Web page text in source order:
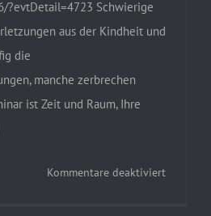
?evtDetail=4723 Schwierige
aus der Kindheit und
die
manche zerbrechen
ist Zeit und Raum, Ihre
Kommentare deaktiviertfür